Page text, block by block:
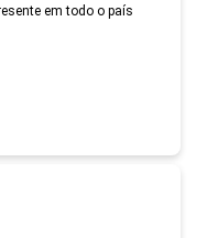
em todo o país